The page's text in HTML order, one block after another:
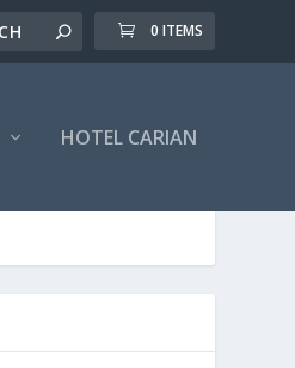
0 ITEMS
HOTEL CARIAN